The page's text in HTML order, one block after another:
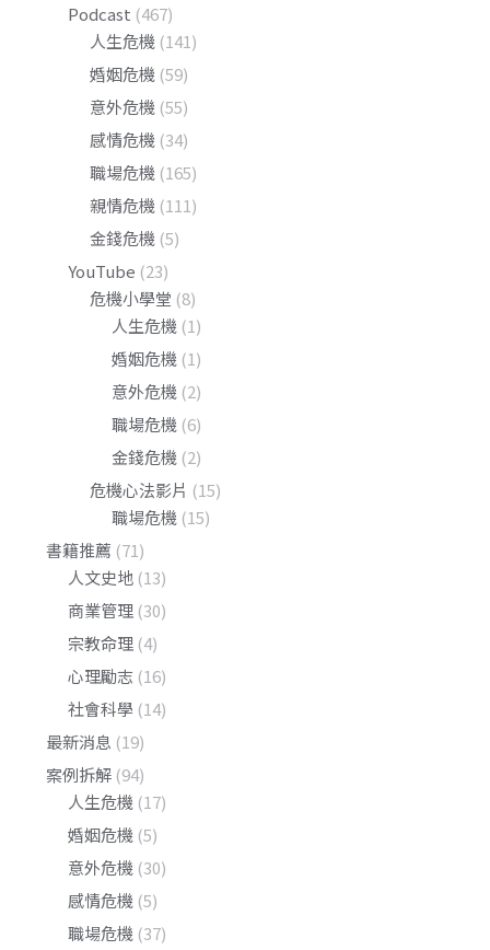
Podcast (467)
人生危機 (141)
婚姻危機 (59)
意外危機 (55)
感情危機 (34)
職場危機 (165)
親情危機 (111)
金錢危機 (5)
YouTube (23)
危機小學堂 (8)
人生危機 (1)
婚姻危機 (1)
意外危機 (2)
職場危機 (6)
金錢危機 (2)
危機心法影片 (15)
職場危機 (15)
書籍推薦 (71)
人文史地 (13)
商業管理 (30)
宗教命理 (4)
心理勵志 (16)
社會科學 (14)
最新消息 (19)
案例拆解 (94)
人生危機 (17)
婚姻危機 (5)
意外危機 (30)
感情危機 (5)
職場危機 (37)